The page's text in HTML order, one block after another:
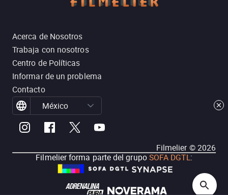
Acerca de Nosotros
Trabaja con nosotros
Centro de Políticas
Informar de un problema
Contacto
México
Filmelier ©2026
Filmelier forma parte del grupoSOFA DGTL: